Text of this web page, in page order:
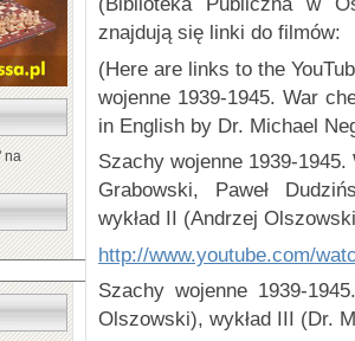
na
znajdują się linki do filmów:
(Here are links to the
wojenne 1939-1945. War
in English by Dr. Michael
Szachy wojenne 1939-
Grabowski, Paweł
wykład II (Andrzej
http://www.youtube.com/
Szachy wojenne 1939-
Olszowski), wykład III (Dr.